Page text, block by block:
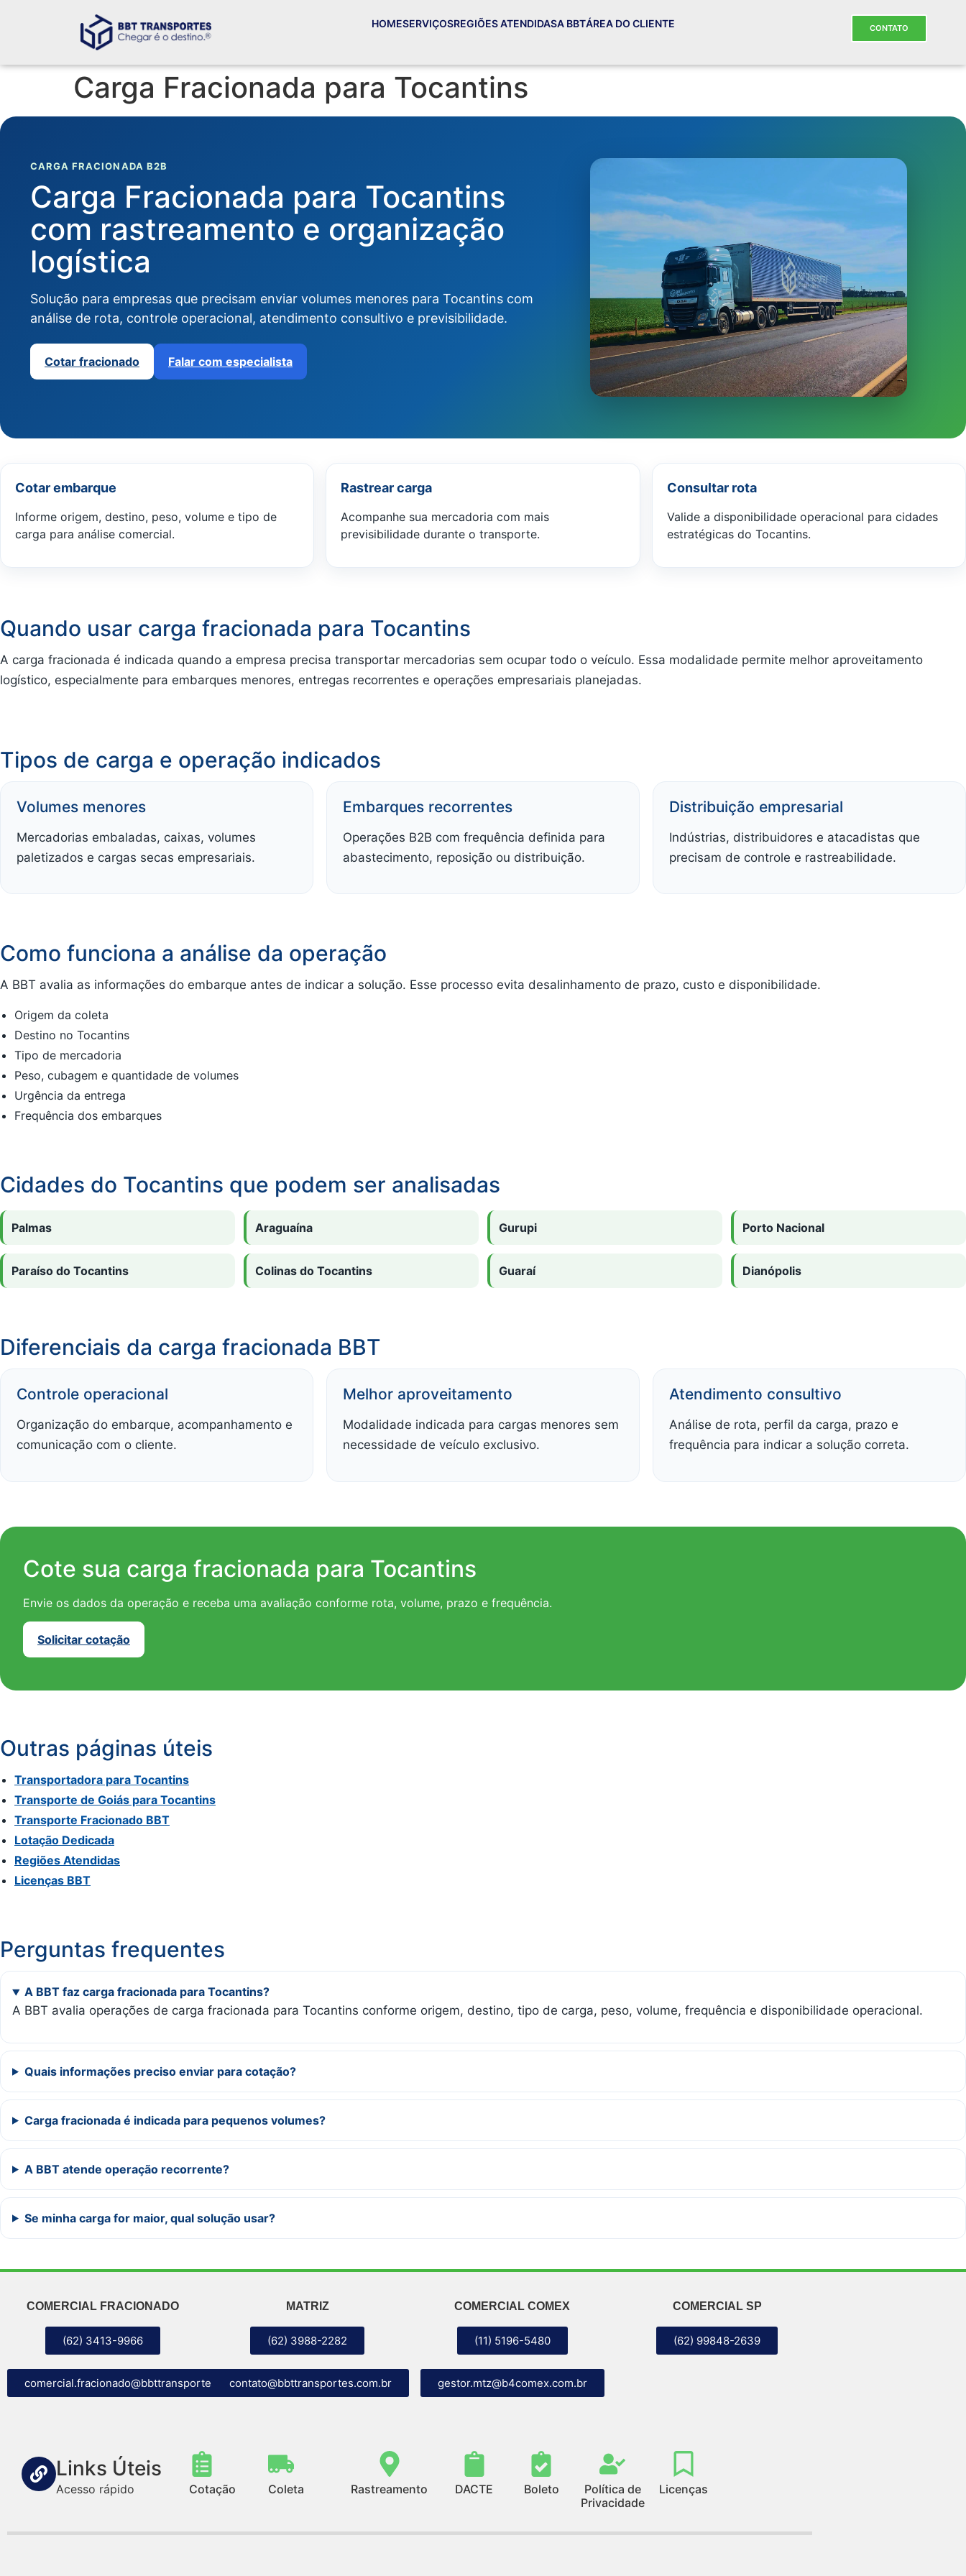
HOMESERVIÇOSREGIÕES ATENDIDASA BBTÁREA DO CLIENTE CONTATO
Carga Fracionada para Tocantins
CARGA FRACIONADA B2B
Carga Fracionada para Tocantins
com rastreamento e organização
logística
Solução para empresas que precisam enviar volumes menores para Tocantins com
análise de rota, controle operacional, atendimento consultivo e previsibilidade.
Cotar fracionado Falar com especialista
Cotar embarque
Informe origem, destino, peso, volume e tipo de
carga para análise comercial.
Rastrear carga
Acompanhe sua mercadoria com mais
previsibilidade durante o transporte.
Consultar rota
Valide a disponibilidade operacional para cidades
estratégicas do Tocantins.
Quando usar carga fracionada para Tocantins
A carga fracionada é indicada quando a empresa precisa transportar mercadorias sem ocupar todo o veículo. Essa modalidade permite melhor aproveitamento
logístico, especialmente para embarques menores, entregas recorrentes e operações empresariais planejadas.
Tipos de carga e operação indicados
Volumes menores
Mercadorias embaladas, caixas, volumes
paletizados e cargas secas empresariais.
Embarques recorrentes
Operações B2B com frequência definida para
abastecimento, reposição ou distribuição.
Distribuição empresarial
Indústrias, distribuidores e atacadistas que
precisam de controle e rastreabilidade.
Como funciona a análise da operação
A BBT avalia as informações do embarque antes de indicar a solução. Esse processo evita desalinhamento de prazo, custo e disponibilidade.
Origem da coleta
Destino no Tocantins
Tipo de mercadoria
Peso, cubagem e quantidade de volumes
Urgência da entrega
Frequência dos embarques
Cidades do Tocantins que podem ser analisadas
Palmas Araguaína Gurupi Porto Nacional
Paraíso do Tocantins Colinas do Tocantins Guaraí Dianópolis
Diferenciais da carga fracionada BBT
Controle operacional
Organização do embarque, acompanhamento e
comunicação com o cliente.
Melhor aproveitamento
Modalidade indicada para cargas menores sem
necessidade de veículo exclusivo.
Atendimento consultivo
Análise de rota, perfil da carga, prazo e
frequência para indicar a solução correta.
Cote sua carga fracionada para Tocantins
Envie os dados da operação e receba uma avaliação conforme rota, volume, prazo e frequência.
Solicitar cotação
Outras páginas úteis
Transportadora para Tocantins
Transporte de Goiás para Tocantins
Transporte Fracionado BBT
Lotação Dedicada
Regiões Atendidas
Licenças BBT
Perguntas frequentes
A BBT faz carga fracionada para Tocantins?
A BBT avalia operações de carga fracionada para Tocantins conforme origem, destino, tipo de carga, peso, volume, frequência e disponibilidade operacional.
Quais informações preciso enviar para cotação?
Carga fracionada é indicada para pequenos volumes?
A BBT atende operação recorrente?
Se minha carga for maior, qual solução usar?
COMERCIAL FRACIONADO
(62) 3413-9966
comercial.fracionado@bbttransportes.com.br
MATRIZ
(62) 3988-2282
contato@bbttransportes.com.br
COMERCIAL COMEX
(11) 5196-5480
gestor.mtz@b4comex.com.br
COMERCIAL SP
(62) 99848-2639
Links Úteis
Acesso rápido Cotação Coleta Rastreamento DACTE Boleto
Política de
Privacidade
Licenças